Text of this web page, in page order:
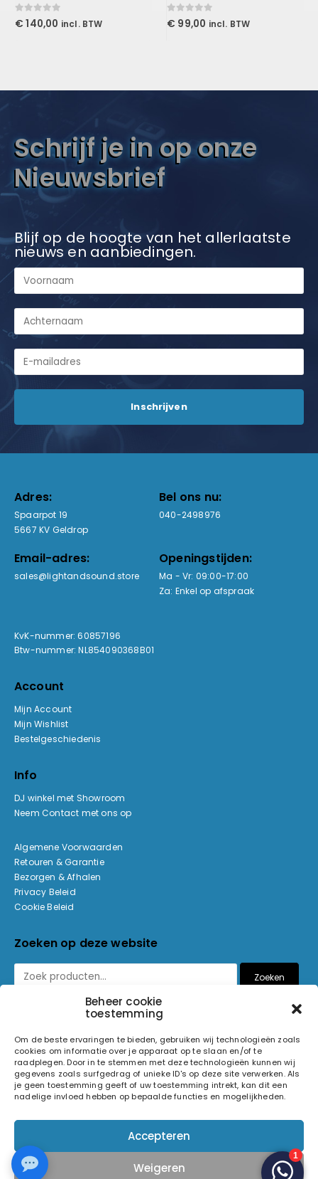
Beheer cookie
toestemming
Om de beste ervaringen te bieden, gebruiken wij technologieën zoals
cookies om informatie over je apparaat op te slaan en/of te
raadplegen. Door in te stemmen met deze technologieën kunnen wij
gegevens zoals surfgedrag of unieke ID's op deze site verwerken. Als
je geen toestemming geeft of uw toestemming intrekt, kan dit een
nadelige invloed hebben op bepaalde functies en mogelijkheden.
Accepteren
Weigeren
0out of 5
€ 140,00 incl. BTW 0out of 5
€ 99,00 incl. BTW
Schrijf je in op onze
Nieuwsbrief
Blijf op de hoogte van het allerlaatste
nieuws en aanbiedingen.
Adres:
Spaarpot 19
5667 KV Geldrop
Bel ons nu:
040-2498976
Email-adres:
sales@lightandsound.store
Openingstijden:
Ma - Vr: 09:00-17:00
Za: Enkel op afspraak
KvK-nummer: 60857196
Btw-nummer: NL854090368B01
Account
Mijn Account
Mijn Wishlist
Bestelgeschiedenis
Info
DJ winkel met Showroom
Neem Contact met ons op
Algemene Voorwaarden
Retouren & Garantie
Bezorgen & Afhalen
Privacy Beleid
Cookie Beleid
Zoeken op deze website
Zoeken
© 2026 Light and Sound Factory. Alle rechten voorbehouden.